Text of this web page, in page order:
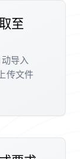
至
导入
传文件